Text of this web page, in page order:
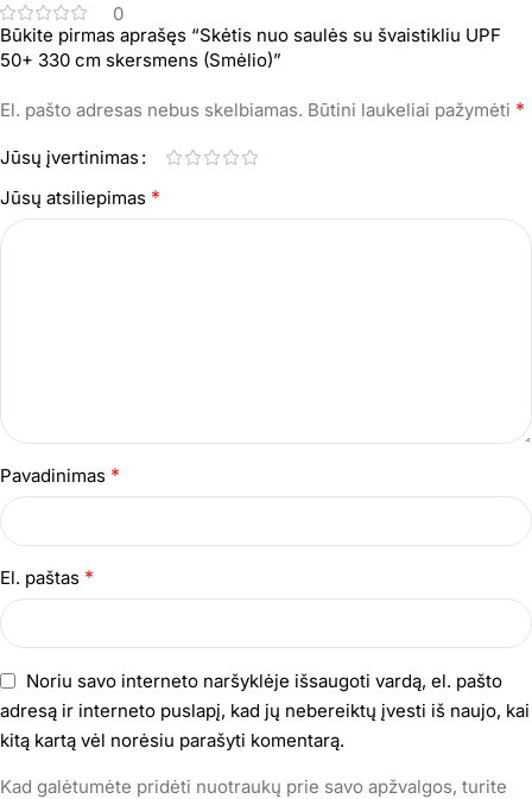
0
Būkite pirmas aprašęs “Skėtis nuo saulės su švaistikliu UPF
50+ 330 cm skersmens (Smėlio)”
El. pašto adresas nebus skelbiamas. Būtini laukeliai pažymėti *
Jūsų įvertinimas
Jūsų atsiliepimas *
Pavadinimas *
El. paštas *
Noriu savo interneto naršyklėje išsaugoti vardą, el. pašto
adresą ir interneto puslapį, kad jų nebereiktų įvesti iš naujo, kai
kitą kartą vėl norėsiu parašyti komentarą.
Kad galėtumėte pridėti nuotraukų prie savo apžvalgos, turite